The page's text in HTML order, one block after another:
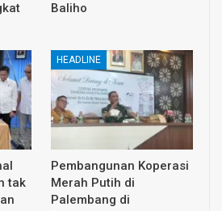
Baliho
tak
HEADLINE
Pembangunan Koperasi
Merah Putih di
Palembang di